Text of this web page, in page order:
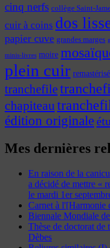
cinq nerfs collège Saint-
cuir à coins dos
papier cuve grandes marges
minis-livres moire
plein cuir remastérisé
tranchefile
chapiteau
édition originale
Mes dernières
En raison de la
a décidé de mettre «
le mardi 1er
Carnet à l'[Harmonie
Biennale Mondiale
Thèse de doctorat de
Dèbes